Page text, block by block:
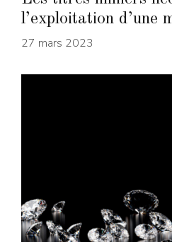
l’exploitation d’une
27 mars 2023